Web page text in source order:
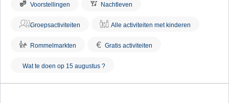
Voorstellingen Nachtleven
Groepsactiviteiten Alle activiteiten met kinderen
Rommelmarkten € Gratis activiteiten
Wat te doen op 15 augustus ?